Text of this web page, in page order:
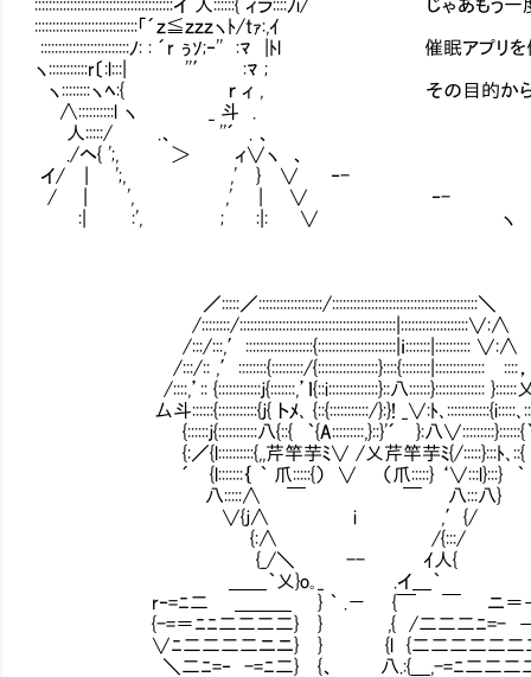
:::::::::::::::::::::::::::::::::::::::イ 人::::::{ ィラ::::ﾉi/ じゃあもう一
:::::::::::::::::::::::::::::「´ｚ≦ｚｚｚヽﾄ/tｧ:,ｲ
:::::::::::::::::::::::::ﾉ: : ´r ぅｿ;‐'' :ﾏ |ﾄl 催眠アプリを使
ヽ:::::::::::r〔:l:::| ''′ :ﾏ ;
ヽ::::::::ヽﾍ:{ ｒ ィ , その目的から
∧::::::::::l ヽ _ 斗 .
人:::::/ .、 ''´ . 、
./ヘ{ ';, ＞ ィ∨ヽ 、
イ/ | ';, ,' } ∨ ‐-
/ | ', ,' | ∨ ‐-
:| :', ; :|: ∨ ヽ
／:::::／::::::::::::::::::/:::::::::::::::::::::::::::::::::::::::::＼
/::::::::/::::::::::::::::::::::::::::::::::::::::::::|:::::::::::::::::::∨:∧
/:::/:::,′:::::::::::::::::::{::::::::::::::::::::::|ｉ:::::::|:::::::::: ∨:∧
/:::/:: ,′::::::::{:::::::::/{:::::::::::::::::}::::{::::::::|::::::::::::::Ⅵ::::，
/::::,’:: {::::::::::::ｊ{:::::::,’ｌ{::i::::::::::::::}::八::::::}:::::::::::::: }::::::
厶斗::::::{:::::::::::{ｊ{ トﾒ､ {::{:::::::::::/}:}! _∨:ﾄ､::::::::::::{i:::::､
{::::::ｊ{:::::::::::八{::{ ｀{A:::::::::,}::}'´ }:八∨:::::::::}::::::{｀
{:／{l::::::::::{,,芹竿芋ﾐ∨ /乂芹竿芋ﾐ{/:::::}:::ﾄ､::{
´ {l:::::::｛ ｀ 爪:::::{） ∨ （爪:::::} ‘∨:::l}:::} ｀
八:::::∧ ￣ ￣ 八:::八}
∨{ｊ∧ i ,′{/
{:∧ /{:::/
{_/＼ -- ｲ人{
＿＿｀乂}o｡_ .イ＿｀
r‐=ﾆ二 ＿＿＿ } ｀ .－ {￣ ￣ ニ＝
{-=＝ﾆﾆ二二二二} } ,{ /二二二ﾆ=-
∨ﾆ二二二二ニニ} } {l {二二二二二二
＼二ﾆ=‐ -=ﾆ二} {、 八.:{＿,-=ﾆ二二二